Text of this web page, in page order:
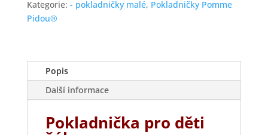
Kategorie: - pokladničky malé, Pokladničky Pomme
Pidou®
Popis
Další informace
Pokladnička pro děti